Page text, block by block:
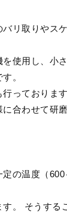
リ取りやス
使用し、小
。
っております
合わせて研
定の温度（
。 そうする